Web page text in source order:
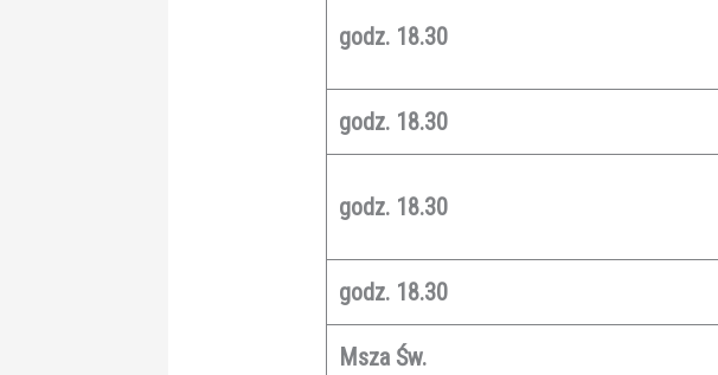
godz. 18.30
godz. 18.30
godz. 18.30
godz. 18.30
Msza Św.